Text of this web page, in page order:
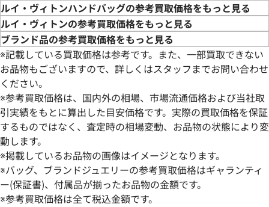
ルイ・ヴィトン ダミエ カイサトートPM
ハンドバッグ N41554
参考買取価格
100,000円
ルイ・ヴィトン
ィ ハンドバッグ
参考買取価格
ルイ・ヴィトンハンドバッグの参考買取価格をもっと見る
ルイ・ヴィトンの参考買取価格をもっと見る
ブランド品の参考買取価格をもっと見る
※記載している買取価格は参考です。また、一部買取できない
お品物もございますので、詳しくはスタッフまでお問い合わせ
ください。
※参考買取価格は、国内外の相場、市場流通価格および当社取
引実績をもとに算出した目安価格です。実際の買取価格を保証
するものではなく、査定時の相場変動、お品物の状態により変
動します。
※掲載しているお品物の画像はイメージとなります。
※バッグ、ブランドジュエリーの参考買取価格はギャランティ
ー(保証書)、付属品が揃ったお品物の金額です。
※参考買取価格は全て税込金額です。